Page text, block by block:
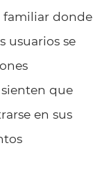
donde
usuarios se
que
en sus